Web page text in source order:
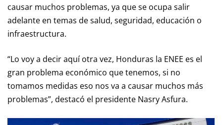
causar muchos problemas, ya que se ocupa salir
adelante en temas de salud, seguridad, educación o
infraestructura.
“Lo voy a decir aquí otra vez, Honduras la ENEE es el
gran problema económico que tenemos, si no
tomamos medidas eso nos va a causar muchos más
problemas”, destacó el presidente Nasry Asfura.